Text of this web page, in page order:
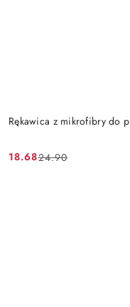
Rękawica z mikrofibry do
Cena
18.68
Cena 24.90